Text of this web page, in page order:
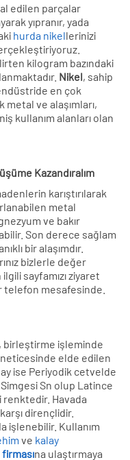
edilen parçalar
yıpranır, yada
hurda nikellerinizi
kilogram bazındaki
Nikel, sahip
en çok
ve alaşımları,
kullanım alanları olan
Kazandıralım
karıştırılarak
metal
ve bakır
Son derece sağlam
bir alaşımdır.
bizlerle değer
ilgili sayfamızı ziyaret
telefon mesafesinde.
birleştirme işleminde
neticesinde elde edilen
ise Periyodik cetvelde
Sn olup Latince
Havada
dirençlidir.
işlenebilir. Kullanım
ve kalay
na ulaştırmaya